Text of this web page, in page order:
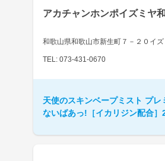
アカチャンホンポイズミヤ
和歌山県和歌山市新生町７－２０イ
TEL: 073-431-0670
天使のスキンベープミスト プ
ないばあっ!［イカリジン配合］